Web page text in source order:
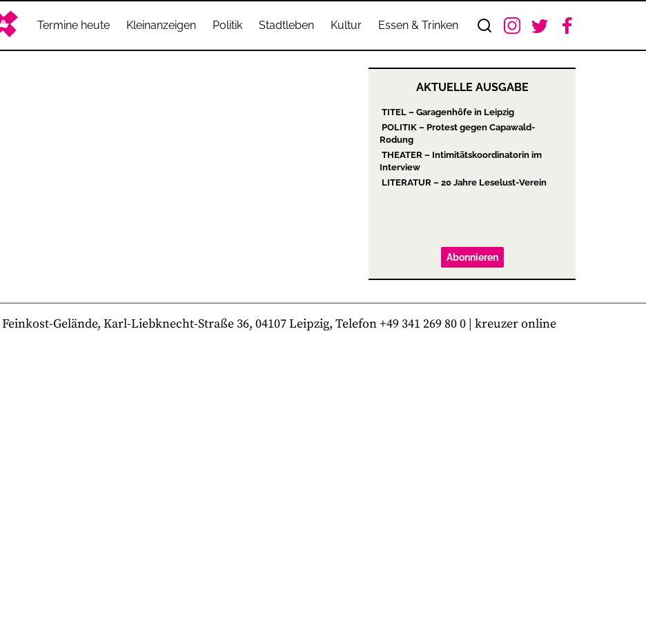
Termine heute Kleinanzeigen Politik Stadtleben Kultur Essen & Trinken
AKTUELLE AUSGABE
TITEL – Garagenhöfe in Leipzig
POLITIK – Protest gegen Capawald-
Rodung
THEATER – Intimitätskoordinatorin im
Interview
LITERATUR – 20 Jahre Leselust-Verein
Abonnieren
Gelände, Karl-Liebknecht-Straße 36, 04107 Leipzig, Telefon +49 341 269 80 0 | kreuzer online